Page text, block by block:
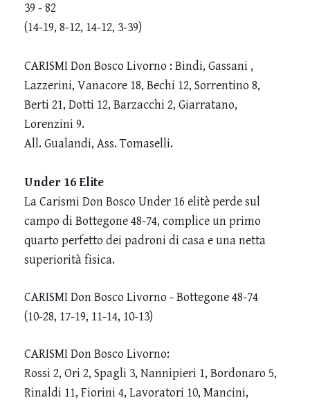
39 - 82
(14-19, 8-12, 14-12, 3-39)
CARISMI Don Bosco Livorno : Bindi, Gassani ,
Lazzerini, Vanacore 18, Bechi 12, Sorrentino 8,
Berti 21, Dotti 12, Barzacchi 2, Giarratano,
Lorenzini 9.
All. Gualandi, Ass. Tomaselli.
Under 16 Elite
La Carismi Don Bosco Under 16 elitè perde sul
campo di Bottegone 48-74, complice un primo
quarto perfetto dei padroni di casa e una netta
superiorità fisica.
CARISMI Don Bosco Livorno - Bottegone 48-74
(10-28, 17-19, 11-14, 10-13)
CARISMI Don Bosco Livorno:
Rossi 2, Ori 2, Spagli 3, Nannipieri 1, Bordonaro 5,
Rinaldi 11, Fiorini 4, Lavoratori 10, Mancini,